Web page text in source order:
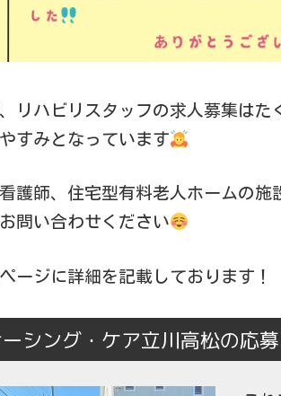
リハビリスタッフの求人募集は
すみとなっています
護師、住宅型有料老人ホームの
問い合わせください
ージに詳細を記載しております！
シング・ケア立川高松の応